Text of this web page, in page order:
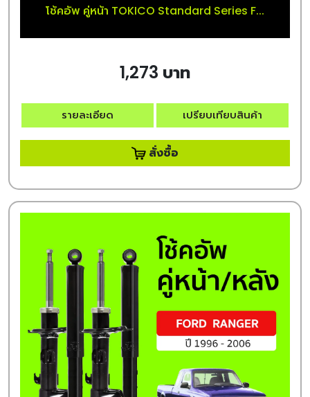
โช้คอัพ คู่หน้า TOKICO Standard Series F...
1,273 บาท
รายละเอียด เปรียบเทียบสินค้า
สั่งซื้อ